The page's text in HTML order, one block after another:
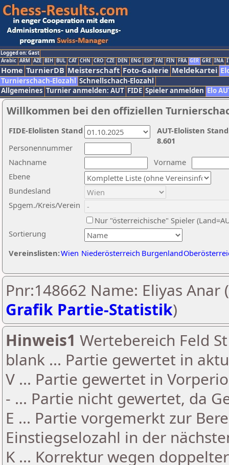
Logged on: Gast
Arabic ARM AZE BIH BUL CAT CHN CRO CZE DEN ENG ESP FAI FIN FRA GER GRE INA
Home TurnierDB Meisterschaft Foto-Galerie Meldekartei
Turnierschach-Elozahl Schnellschach-Elozahl
Allgemeines Turnier anmelden: AUT FIDE Spieler anmelden Elo
Willkommen bei den offiziellen
Nachname
Vorname
Ebene
Sortierung
Personennummer
Bundesland
Spgem./Kreis/Verein
Nur "österreichische" Spieler
Vereinslisten:Wien Niederösterreich Burgenland
AUT-Elolisten
8.601
FIDE-Elolisten Stand
Pnr:148662 Name: Eliyas Anar (
Grafik Partie-Statistik)
Hinweis1 Wertebereich Feld
blank ... Partie gewertet in
V ... Partie gewertet in
- ... Partie nicht gewertet, da
E ... Partie vorgemerkt zur
Einstiegselozahl in der
K ... Korrektur wegen